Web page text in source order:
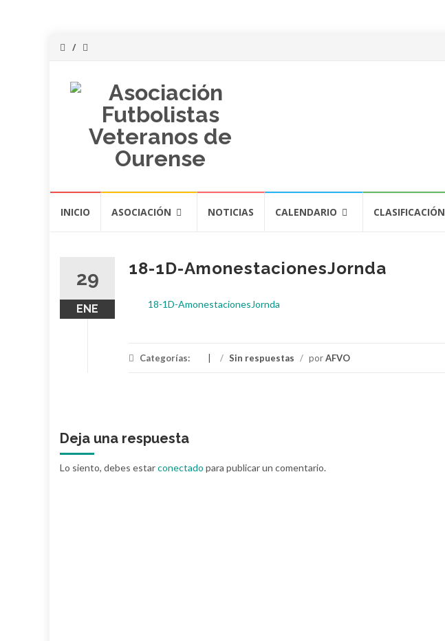
INICIO ASOCIACIÓN NOTICIAS CALENDARIO CLASIFICACIÓN
29
ENE
18-1D-AmonestacionesJornda
18-1D-AmonestacionesJornda
Categorías: / Sin respuestas / porAFVO
Deja una respuesta
Lo siento, debes estarconectado para publicar un comentario.